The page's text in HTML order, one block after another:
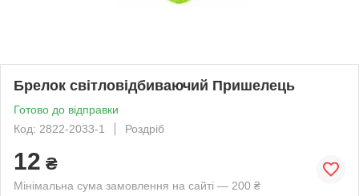
Брелок світловідбиваючий Пришелець
Готово до відправки
Код: 2822-2033-1
Роздріб
12 ₴
Мінімальна сума замовлення на сайті — 200 ₴